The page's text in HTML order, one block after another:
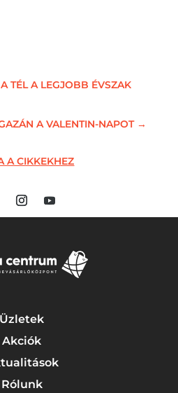
TÉL A LEGJOBB ÉVSZAK
A VALENTIN-NAPOT→
A CIKKEKHEZ
Üzletek
Akciók
Rólunk